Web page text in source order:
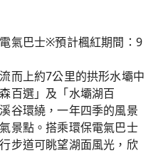
氣巴士※預計楓紅期間：9
而上約7公里的拱形水壩中
百選」及「水壩湖百
谷環繞，一年四季的風景
景點。搭乘環保電氣巴士
步道可眺望湖面風光，欣